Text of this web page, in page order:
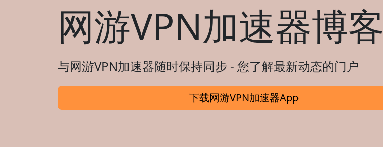
网游VPN加速器博客
与网游VPN加速器随时保持同步 - 您了解最新动态的门户
下载网游VPN加速器App